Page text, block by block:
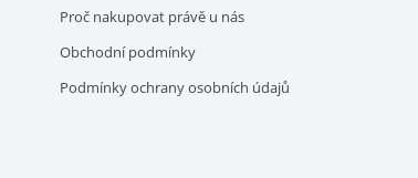
Proč nakupovat právě u nás
Obchodní podmínky
Podmínky ochrany osobních údajů